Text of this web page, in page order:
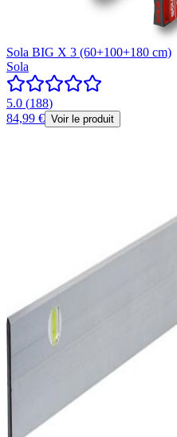
Sola BIG X 3 (60+100+180 cm)
Sola
5.0 (188)
84,99 € Voir le produit